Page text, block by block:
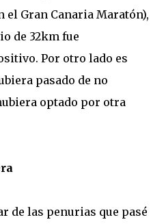
Gran Canaria Maratón),
de 32km fue
Por otro lado es
pasado de no
optado por otra
de las penurias que pasé